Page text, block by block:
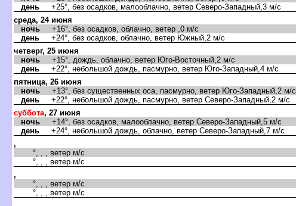
день +25°, без осадков, малооблачно, ветер Северо-Западный,3 м/с
среда, 24 июня
ночь +16°, без осадков, облачно, ветер ,0 м/с
день +24°, без осадков, облачно, ветер Южный,2 м/с
четверг, 25 июня
ночь +15°, дождь, облачно, ветер Юго-Восточный,2 м/с
день +22°, небольшой дождь, пасмурно, ветер Юго-Западный,4 м/с
пятница, 26 июня
ночь +13°, без существенных оса, пасмурно, ветер Юго-Западный,2 м/с
день +22°, небольшой дождь, пасмурно, ветер Северо-Западный,2 м/с
суббота, 27 июня
ночь +14°, без осадков, малооблачно, ветер Северо-Западный,5 м/с
день +24°, небольшой дождь, облачно, ветер Северо-Западный,7 м/с
,
°, , , ветер м/с
°, , , ветер м/с
,
°, , , ветер м/с
°, , , ветер м/с